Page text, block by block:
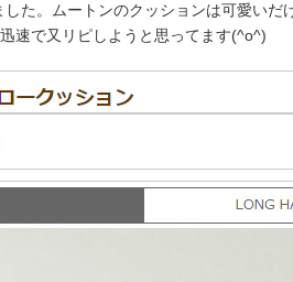
した。ムートンのクッションは可愛い
速で又リピしようと思ってます(^o^)